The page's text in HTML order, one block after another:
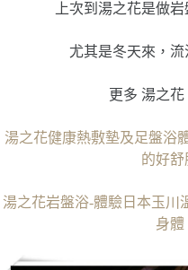
上次到湯之花是做
尤其是冬天來，
更多 湯之
湯之花健康熱敷墊及足盤浴
的好舒
湯之花岩盤浴-體驗日本玉川
身體